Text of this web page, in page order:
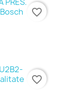
favorite_border
favorite_border